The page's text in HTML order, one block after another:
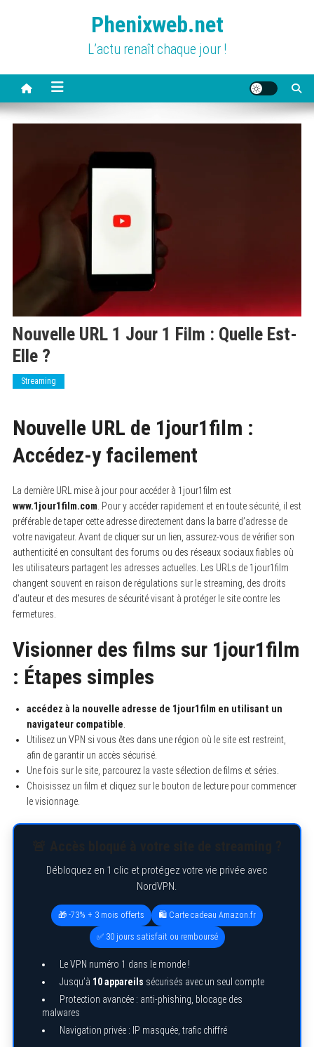
Phenixweb.net
L’actu renaît chaque jour !
Nouvelle URL 1 Jour 1 Film : Quelle Est-
Elle ?
Streaming
Nouvelle URL de 1jour1film :
Accédez-y facilement
La dernière URL mise à jour pour accéder à 1jour1film est
www.1jour1film.com . Pour y accéder rapidement et en toute sécurité, il est
préférable de taper cette adresse directement dans la barre d’adresse de
votre navigateur. Avant de cliquer sur un lien, assurez-vous de vérifier son
authenticité en consultant des forums ou des réseaux sociaux fiables où
les utilisateurs partagent les adresses actuelles. Les URLs de 1jour1film
changent souvent en raison de régulations sur le streaming, des droits
d’auteur et des mesures de sécurité visant à protéger le site contre les
fermetures.
Visionner des films sur 1jour1film
: Étapes simples
accédez à la nouvelle adresse de 1jour1film en utilisant un
navigateur compatible
Utilisez un VPN si vous êtes dans une région où le site est restreint,
afin de garantir un accès sécurisé.
Une fois sur le site, parcourez la vaste sélection de films et séries.
Choisissez un film et cliquez sur le bouton de lecture pour commencer
le visionnage.
Débloquez en 1 clic et protégez votre vie privée avec
NordVPN.
🎁 -73% + 3 mois offerts 🛍️ Carte cadeau Amazon.fr
✅ 30 jours satisfait ou remboursé
Le VPN numéro 1 dans le monde !
Jusqu’à 10 appareils sécurisés avec un seul compte
Protection avancée : anti-phishing, blocage des
malwares
Navigation privée : IP masquée, trafic chiffré